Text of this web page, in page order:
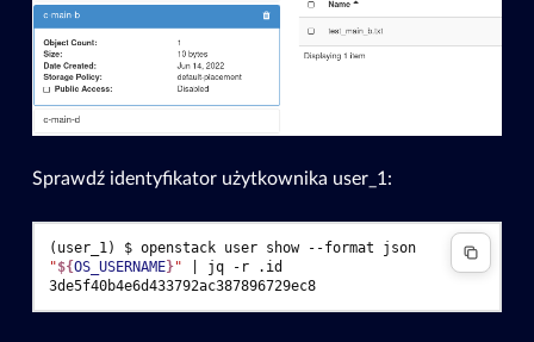
Sprawdź identyfikator użytkownika user_1:
(user_1) $ openstack user show --format
json
"${OS_USERNAME}" jq -r
3de5f40b4e6d433792ac387896729ec8